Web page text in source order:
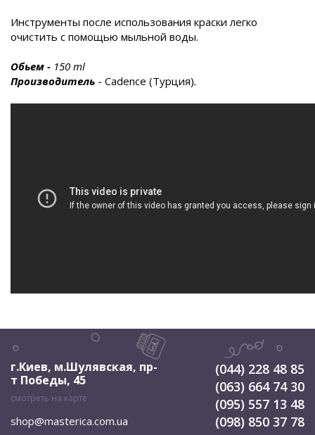
Инструменты после использования краски легко
очистить с помощью мыльной воды.
Обьем - 150 ml
Производитель - Cadence (Турция).
г.Киев, м.Шулявская, пр-
т Победы, 45
смотреть на карте
shop@masterica.com.ua
(044) 228 48 85
(063) 664 74 30
(095) 557 13 48
(098) 850 37 78